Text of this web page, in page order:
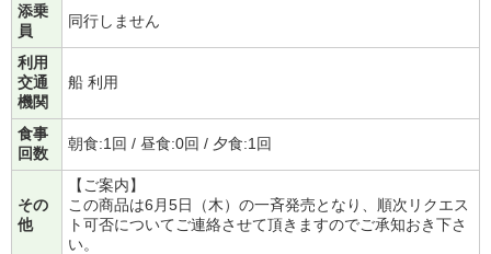
添乗
員
同行しません
利用
交通
機関
船 利用
食事
回数
朝食:1回 / 昼食:0回 / 夕食:1回
その
他
【ご案内】
この商品は6月5日（木）の一斉発売となり、順次リクエス
ト可否についてご連絡させて頂きますのでご承知おき下さ
い。